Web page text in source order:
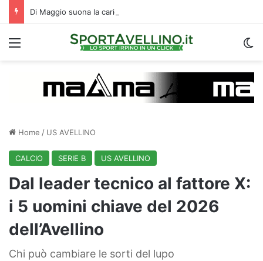
Menu
Home / US AVELLINO
CALCIO SERIE B US AVELLINO
Dal leader tecnico al fattore X:
i 5 uomini chiave del 2026
dell’Avellino
Chi può cambiare le sorti del lupo